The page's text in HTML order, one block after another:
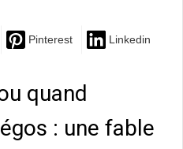
Pinterest Linkedin
quand
: une fable